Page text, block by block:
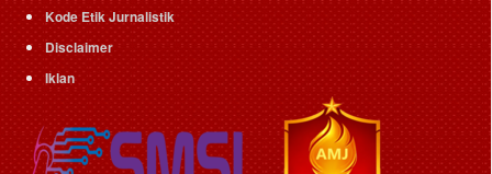
Kode Etik Jurnalistik
Disclaimer
Iklan